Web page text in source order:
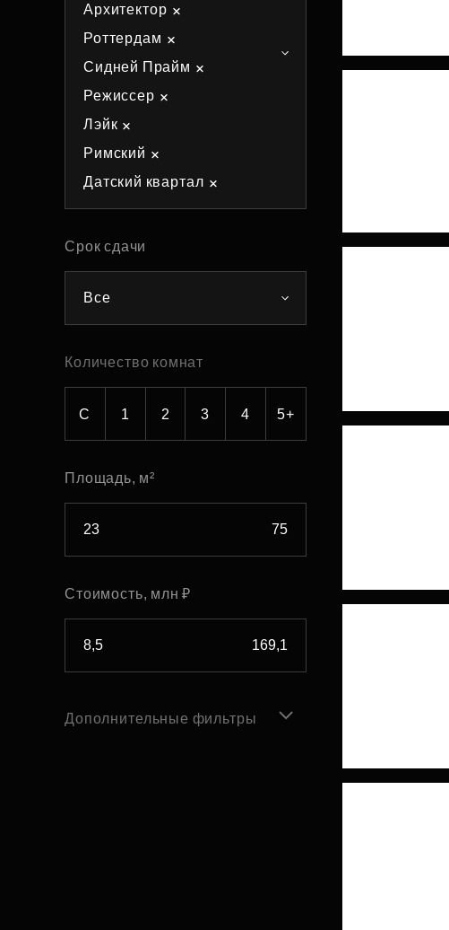
Архитектор
Роттердам
Сидней Прайм
Режиссер
Лэйк
Римский
Датский квартал
Срок сдачи
Все
Количество комнат
С 1 2 3 4 5+
Площадь, м²
Стоимость, млн ₽
Дополнительные фильтры